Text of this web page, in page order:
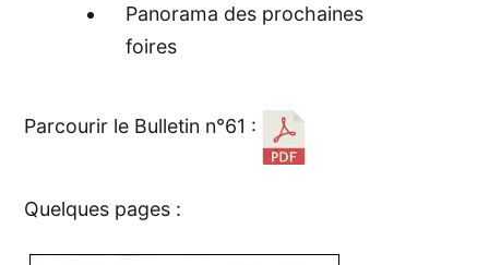
Panorama des prochaines
foires
Parcourir le Bulletin n°61 :
Quelques pages :